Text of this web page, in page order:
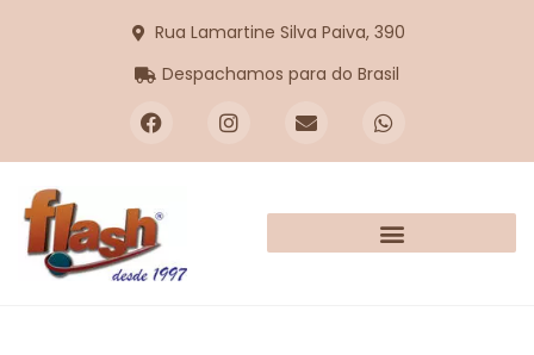
Rua Lamartine Silva Paiva, 390
Despachamos para do Brasil